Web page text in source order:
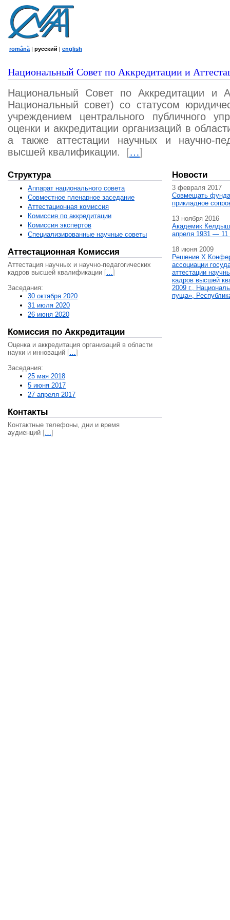
română | русский | english
Национальный Совет по Аккредитации и
Национальный Совет по Аккредитации и
Национальный совет) со статусом
учреждением центрального публичного
оценки и аккредитации организаций в
а также аттестации научных и научно-
высшей квалификации.
[…]
Структура
Аппарат национального совета
Совместное пленарное заседание
Аттестационная комисcия
Комиссия по аккредитации
Комиссия экспертов
Специализированные научные советы
Аттестационная Комиссия
Аттестация научных и научно-педагогических
кадров высшей квалификации […]
Заседания:
30 октября 2020
31 июля 2020
26 июня 2020
Комиссия по Аккредитации
Оценка и аккредитация организаций в области
науки и инноваций […]
Заседания:
25 мая 2018
5 июня 2017
27 апреля 2017
Контакты
Контактные телефоны, дни и время
аудиенций […]
Новости
3 февраля 2017
Совмещать
прикладное
13 ноября 2016
Академик
апреля 1931 — 11
18 июня 2009
Решение X
ассоциации
аттестации
кадров высшей
2009 г.,
пуща»,